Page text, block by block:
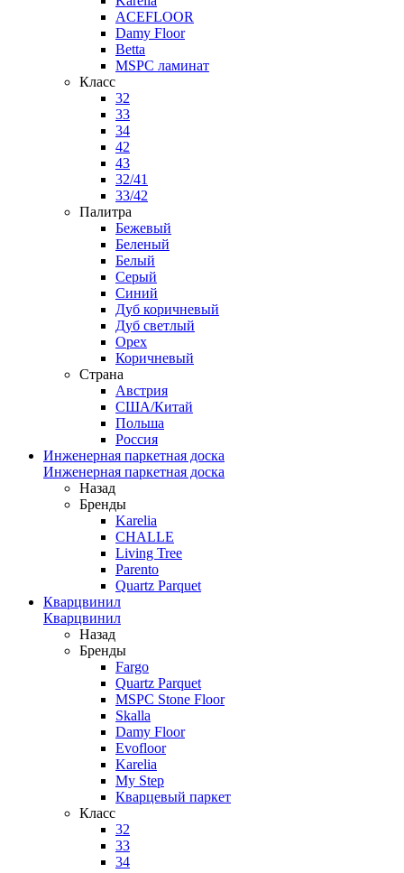
ACEFLOOR
Damy Floor
Betta
MSPC ламинат
Класс
32
33
34
42
43
32/41
33/42
Палитра
Бежевый
Беленый
Белый
Серый
Синий
Дуб коричневый
Дуб светлый
Орех
Коричневый
Страна
Австрия
США/Китай
Польша
Россия
Инженерная паркетная доска
Инженерная паркетная доска
Назад
Бренды
Karelia
CHALLE
Living Tree
Parento
Quartz Parquet
Кварцвинил
Кварцвинил
Назад
Бренды
Fargo
Quartz Parquet
MSPC Stone Floor
Skalla
Damy Floor
Evofloor
Karelia
My Step
Кварцевый паркет
Класс
32
33
34